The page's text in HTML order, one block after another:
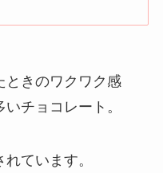
ときのワクワク感
チョコレート。
ています。